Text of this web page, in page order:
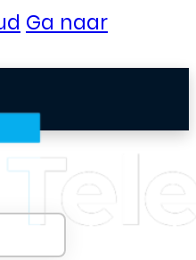
Ga naar